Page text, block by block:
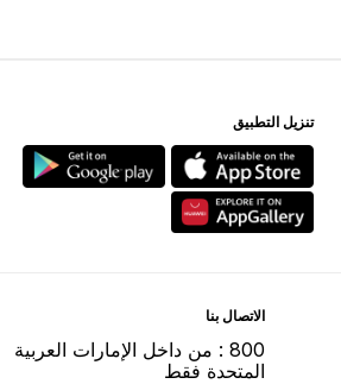
ﺗﻨﺰﻳﻞ اﻟﺘﻄﺒﻴﻖ
اﻻﺗﺼﺎﻝ ﺑﻨﺎ
800 : ﻣﻦ ﺩاﺧﻞ اﻹﻣﺎﺭاﺕ اﻟﻌﺮﺑﻴﺔ
اﻟﻤﺘﺤﺪﺓ ﻓﻘﻂ